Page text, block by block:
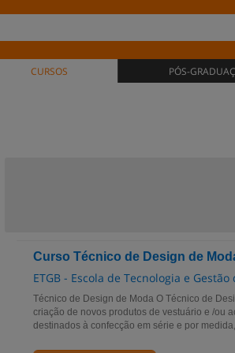
CURSOS PÓS-
Curso Técnico de Design de
ETGB - Escola de Tecnologia e Gestão
Técnico de Design de Moda O Técnico de
criação de novos produtos de vestuário e /ou
destinados à confecção em série e por